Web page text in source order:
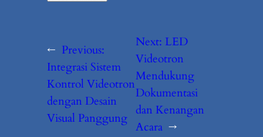
← Previous:
Integrasi Sistem
Kontrol Videotron
dengan Desain
Visual Panggung
Next: LED
Videotron
Mendukung
Dokumentasi
dan Kenangan
Acara →